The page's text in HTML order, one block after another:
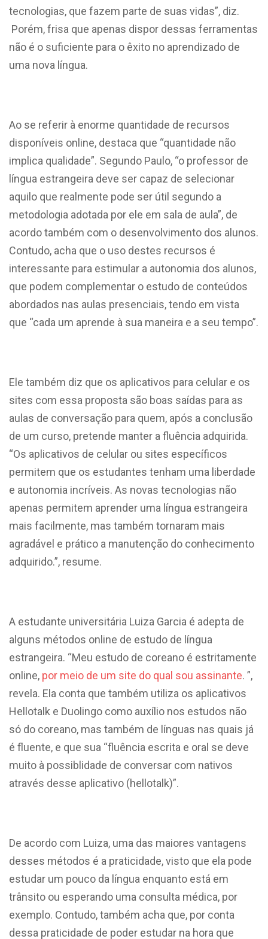
tecnologias, que fazem parte de suas vidas”, diz.
Porém, frisa que apenas dispor dessas ferramentas
não é o suficiente para o êxito no aprendizado de
uma nova língua.
Ao se referir à enorme quantidade de recursos
disponíveis online, destaca que “quantidade não
implica qualidade”. Segundo Paulo, “o professor de
língua estrangeira deve ser capaz de selecionar
aquilo que realmente pode ser útil segundo a
metodologia adotada por ele em sala de aula”, de
acordo também com o desenvolvimento dos alunos.
Contudo, acha que o uso destes recursos é
interessante para estimular a autonomia dos alunos,
que podem complementar o estudo de conteúdos
abordados nas aulas presenciais, tendo em vista
que “cada um aprende à sua maneira e a seu tempo”.
Ele também diz que os aplicativos para celular e os
sites com essa proposta são boas saídas para as
aulas de conversação para quem, após a conclusão
de um curso, pretende manter a fluência adquirida.
“Os aplicativos de celular ou sites específicos
permitem que os estudantes tenham uma liberdade
e autonomia incríveis. As novas tecnologias não
apenas permitem aprender uma língua estrangeira
mais facilmente, mas também tornaram mais
agradável e prático a manutenção do conhecimento
adquirido.”, resume.
A estudante universitária Luiza Garcia é adepta de
alguns métodos online de estudo de língua
estrangeira. “Meu estudo de coreano é estritamente
online, por meio de um site do qual sou assinante. ”,
revela. Ela conta que também utiliza os aplicativos
Hellotalk e Duolingo como auxílio nos estudos não
só do coreano, mas também de línguas nas quais já
é fluente, e que sua “fluência escrita e oral se deve
muito à possiblidade de conversar com nativos
através desse aplicativo (hellotalk)”.
De acordo com Luiza, uma das maiores vantagens
desses métodos é a praticidade, visto que ela pode
estudar um pouco da língua enquanto está em
trânsito ou esperando uma consulta médica, por
exemplo. Contudo, também acha que, por conta
dessa praticidade de poder estudar na hora que